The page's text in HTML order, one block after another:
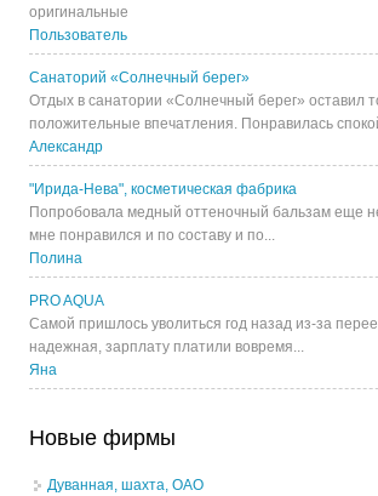
оригинальные
Пользователь
Санаторий «Солнечный берег»
Отдых в санатории «Солнечный берег» оставил
положительные впечатления. Понравилась
Александр
"Ирида-Нева", косметическая фабрика
Попробовала медный оттеночный бальзам еще
мне понравился и по составу и по...
Полина
PRO AQUA
Самой пришлось уволиться год назад из-за
надежная, зарплату платили вовремя...
Яна
Новые фирмы
Дуванная, шахта, ОАО